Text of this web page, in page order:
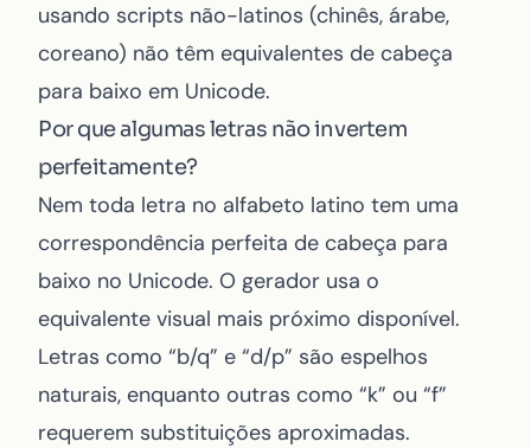
usando scripts não-latinos (chinês, árabe,
coreano) não têm equivalentes de cabeça
para baixo em Unicode.
Por que algumas letras não invertem
perfeitamente?
Nem toda letra no alfabeto latino tem uma
correspondência perfeita de cabeça para
baixo no Unicode. O gerador usa o
equivalente visual mais próximo disponível.
Letras como “b/q” e “d/p” são espelhos
naturais, enquanto outras como “k” ou “f”
requerem substituições aproximadas.